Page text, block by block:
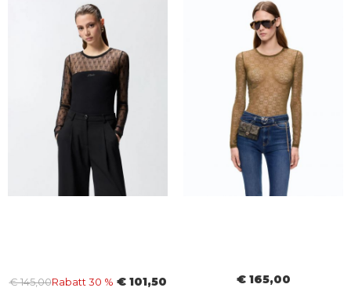
€ 145,00Rabatt 30 % € 101,50 € 165,00